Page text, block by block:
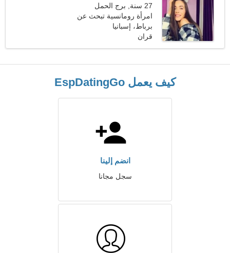
27 سنة, برج الحمل
امرأة رومانسية تبحث عن
علاقة جدية
برباط، إسبانيا
قران
كيف يعمل EspDatingGo
انضم إلينا
سجل مجانا